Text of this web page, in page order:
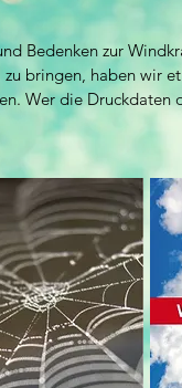
Bedenken zur
bringen, haben wir
Wer die Druckdaten